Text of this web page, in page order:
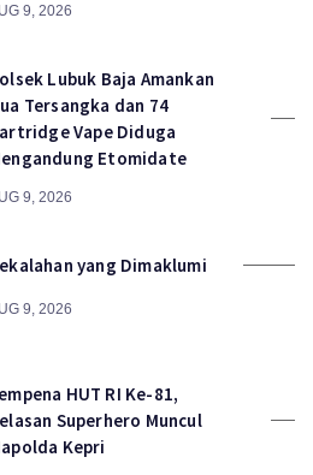
9, 2026
Lubuk Baja Amankan
Tersangka dan 74
Vape Diduga
Etomidate
9, 2026
yang Dimaklumi
9, 2026
HUT RI Ke-81,
Superhero Muncul
Kepri